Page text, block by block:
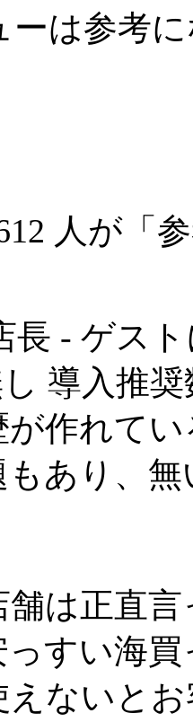
ーは参考
人が「
長 - ゲス
導入推
作れて
もあり、
舗は正直
っすい海
えないと